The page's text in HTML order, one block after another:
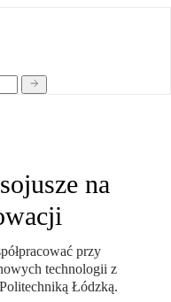
na
przy
technologii z
Łódzką.